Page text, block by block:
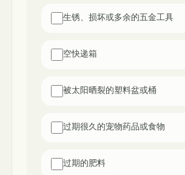
生锈、损坏或多余的五金工具
空快递箱
被太阳晒裂的塑料盆或桶
过期很久的宠物药品或食物
过期的肥料